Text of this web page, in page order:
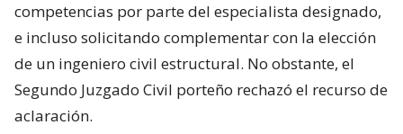
competencias por parte del especialista designado,
e incluso solicitando complementar con la elección
de un ingeniero civil estructural. No obstante, el
Segundo Juzgado Civil porteño rechazó el recurso de
aclaración.